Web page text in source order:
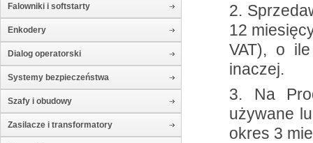
Falowniki i softstarty
Enkodery
Dialog operatorski
Systemy bezpieczeństwa
Szafy i obudowy
Zasilacze i transformatory
2.
12
VAT), o
inaczej.
3. Na
używane
okres 3